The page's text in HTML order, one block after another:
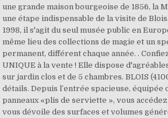
une grande maison bourgeoise de 1856, la
une étape indispensable de la visite de
1998, il s'agit du seul musée public en
même lieu des collections de magie et un
permanent, différent chaque année. .
UNIQUE à la vente ! Elle dispose
sur jardin clos et de 5 chambres. BLOIS
détails. Depuis l’entrée spacieuse, équipée
panneaux «plis de serviette », vous accédez
vous dévoile des surfaces et volumes